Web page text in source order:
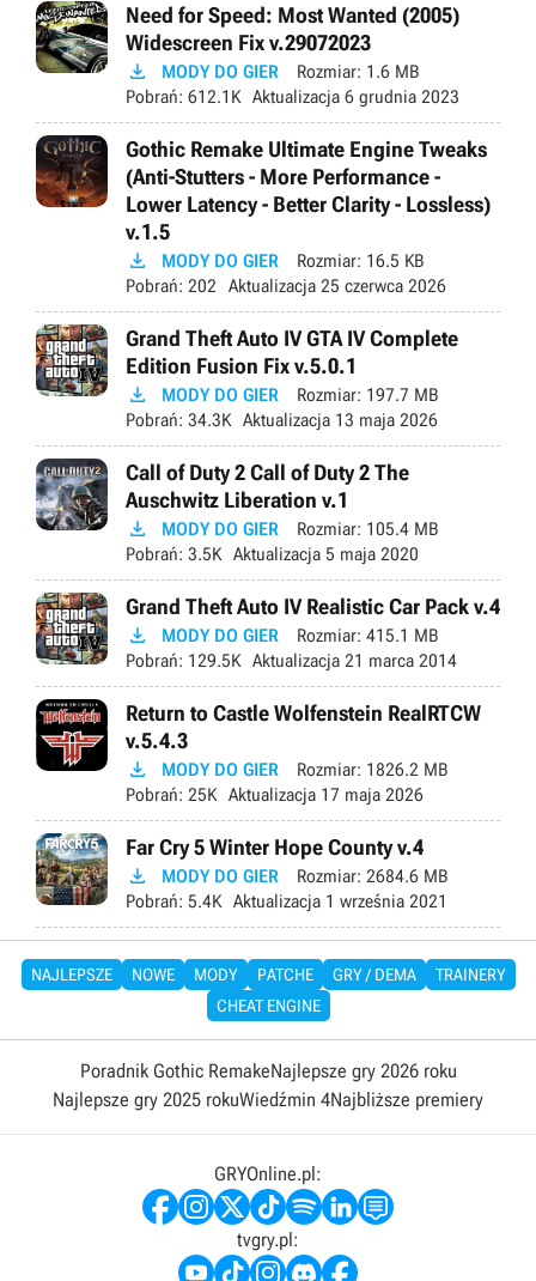
Need for Speed: Most Wanted (2005)
Widescreen Fix v.29072023
 MODY DO GIER Rozmiar: 1.6 MB
Pobrań: 612.1K Aktualizacja 6 grudnia 2023
Gothic Remake Ultimate Engine Tweaks
(Anti-Stutters - More Performance -
Lower Latency - Better Clarity - Lossless)
v.1.5
 MODY DO GIER Rozmiar: 16.5 KB
Pobrań: 202 Aktualizacja 25 czerwca 2026
Grand Theft Auto IV GTA IV Complete
Edition Fusion Fix v.5.0.1
 MODY DO GIER Rozmiar: 197.7 MB
Pobrań: 34.3K Aktualizacja 13 maja 2026
Call of Duty 2 Call of Duty 2 The
Auschwitz Liberation v.1
 MODY DO GIER Rozmiar: 105.4 MB
Pobrań: 3.5K Aktualizacja 5 maja 2020
Grand Theft Auto IV Realistic Car Pack v.4
 MODY DO GIER Rozmiar: 415.1 MB
Pobrań: 129.5K Aktualizacja 21 marca 2014
Return to Castle Wolfenstein RealRTCW
v.5.4.3
 MODY DO GIER Rozmiar: 1826.2 MB
Pobrań: 25K Aktualizacja 17 maja 2026
Far Cry 5 Winter Hope County v.4
 MODY DO GIER Rozmiar: 2684.6 MB
Pobrań: 5.4K Aktualizacja 1 września 2021
NAJLEPSZE NOWE MODY PATCHE GRY / DEMA
TRAINERY
CHEAT ENGINE
Poradnik Gothic RemakeNajlepsze gry 2026 roku
Najlepsze gry 2025 rokuWiedźmin 4Najbliższe premiery
GRYOnline.pl:
tvgry.pl: